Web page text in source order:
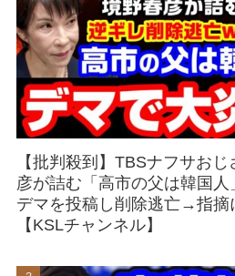
【批判殺到】TBSナフサお
彦が詰む「高市の父は韓国人
デマを投稿し削除逃亡→指摘
【KSLチャンネル】